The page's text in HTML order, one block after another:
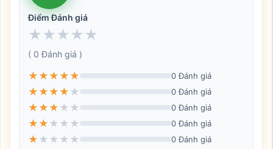
Điểm Đánh giá
★ ★ ★ ★ ★
( 0 Đánh giá )
★ ★ ★ ★ ★ 0 Đánh giá
★ ★ ★ ★ ★ 0 Đánh giá
★ ★ ★ ★ ★ 0 Đánh giá
★ ★ ★ ★ ★ 0 Đánh giá
★ ★ ★ ★ ★ 0 Đánh giá